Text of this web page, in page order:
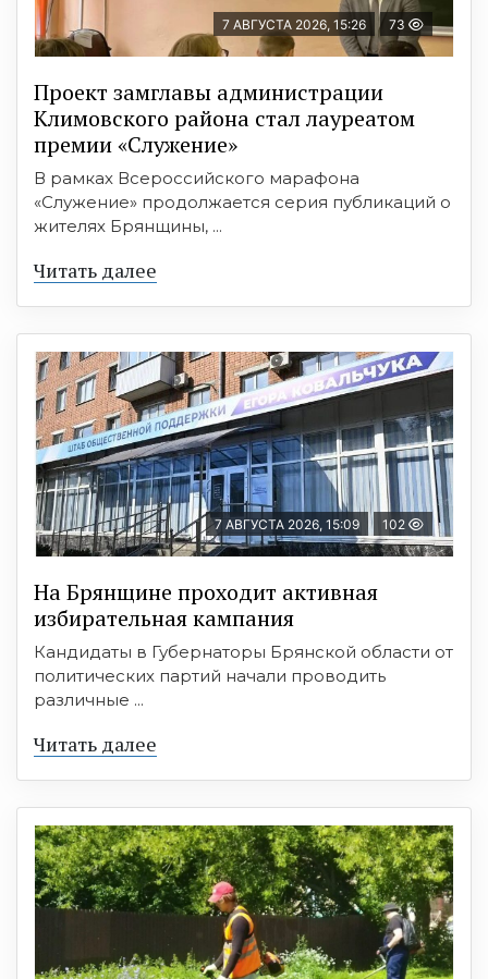
7 АВГУСТА 2026, 15:26 73
Проект замглавы администрации
Климовского района стал лауреатом
премии «Служение»
В рамках Всероссийского марафона
«Служение» продолжается серия публикаций о
жителях Брянщины, ...
Читать далее
7 АВГУСТА 2026, 15:09 102
На Брянщине проходит активная
избирательная кампания
Кандидаты в Губернаторы Брянской области от
политических партий начали проводить
различные ...
Читать далее